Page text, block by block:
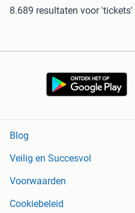
8.689 resultaten voor 'tickets'
Blog
Veilig en Succesvol
Voorwaarden
Cookiebeleid